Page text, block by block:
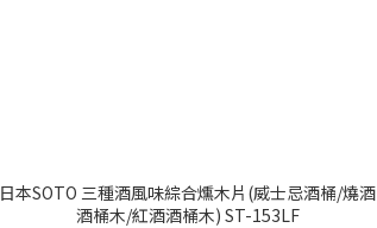
日本SOTO 三種酒風味綜合燻木片(威士忌酒桶/燒酒
酒桶木/紅酒酒桶木) ST-153LF